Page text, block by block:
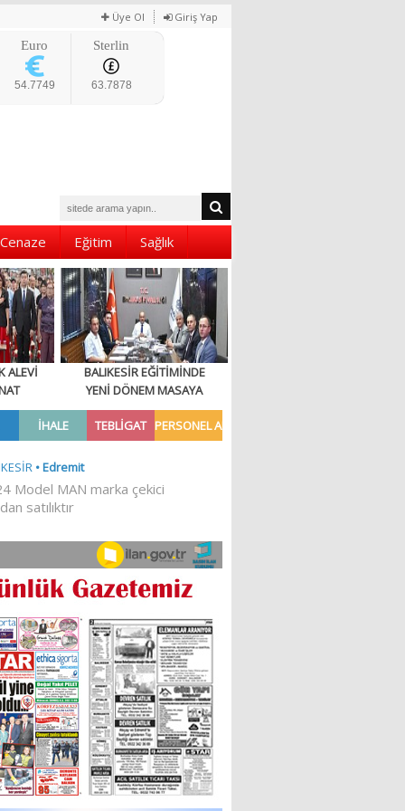
Üye Ol Giriş Yap
Euro
54.7749
Sterlin
63.7878
Cenaze Eğitim Sağlık
ALEVİ
BALIKESİR EĞİTİMİNDE
YENİ DÖNEM MASAYA
YATIRILDI